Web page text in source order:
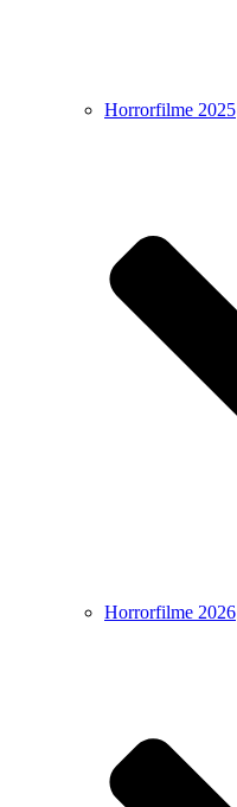
Horrorfilme 2025
Horrorfilme 2026